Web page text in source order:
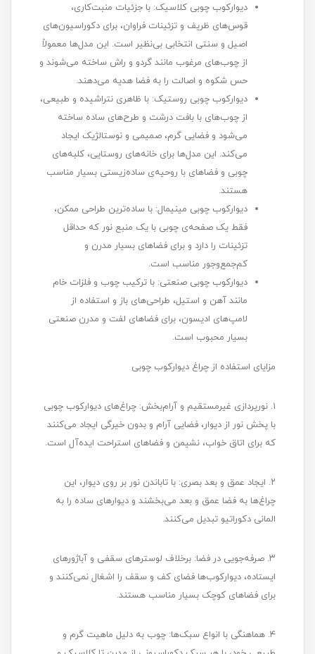
دیوارکوب چوبی کلاسیک: با جزئیات منبت‌کاری،
قوس‌های ظریف و تزئینات فراوان، برای دکوراسیون‌های
اصیل و سنتی انتخابی بی‌نظیر است. این مدل‌ها معمولاً
از چوب‌های مرغوب مانند گردو و راش ساخته می‌شوند و
حس شکوه و اصالت را به فضا هدیه می‌دهند.
دیوارکوب چوبی روستیک: با ظاهری نتراشیده و طبیعی،
از چوب‌های با بافت درشت و طرح‌های ساده ساخته
می‌شود و فضایی گرم، صمیمی و نوستالژیک ایجاد
می‌کند. این مدل‌ها برای خانه‌های روستایی، کلبه‌های
چوبی و فضاهای با روحیه‌ی ساده‌زیستی بسیار مناسب
هستند.
دیوارکوب چوبی مینیمال: با ساده‌ترین طراحی ممکن،
فقط یک صفحه‌ی چوبی با یک منبع نور که حداقل
تزئینات را دارد و برای فضاهای بسیار مدرن و
کم‌جمع‌وجور مناسب است.
دیوارکوب چوبی صنعتی: با ترکیب چوب و فلزات خام
مانند آهن و استیل، طراحی‌های باز و استفاده از
لامپ‌های ادیسون، برای فضاهای لفت و مدرن صنعتی
بسیار محبوب است.
مزایای استفاده از چراغ دیوارکوب چوبی
۱. نورپردازی غیرمستقیم و آرام‌بخش: چراغ‌های دیوارکوب چوبی
با پخش نور از دیوار، فضایی آرام و بدون خیرگی ایجاد می‌کنند
که برای اتاق خواب، نشیمن و فضاهای استراحت ایده‌آل است.
۲. ایجاد عمق و بعد بصری: با تاباندن نور بر روی دیوار، این
چراغ‌ها به فضا عمق و بعد می‌بخشند و دیوارهای ساده را به
المانی دکوراتیو تبدیل می‌کنند.
۳. صرفه‌جویی در فضا: برخلاف لوسترهای سقفی و آباژورهای
ایستاده، دیوارکوب‌ها فضای کف و سقف را اشغال نمی‌کنند و
برای فضاهای کوچک بسیار مناسب هستند.
۴. هماهنگی با انواع سبک‌ها: چوب به دلیل ماهیت گرم و